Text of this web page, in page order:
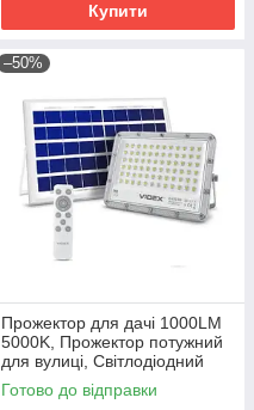
Купити
–50%
Прожектор для дачі 1000LM
5000K, Прожектор потужний
для вулиці, Світлодіодний
прожектор вуличного
освітлення, RYH
Готово до відправки